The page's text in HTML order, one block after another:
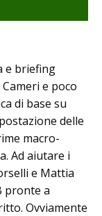
e briefing
e poco
di base su
delle
macro-
Ad aiutare i
e Mattia
pronte a
Ovviamente